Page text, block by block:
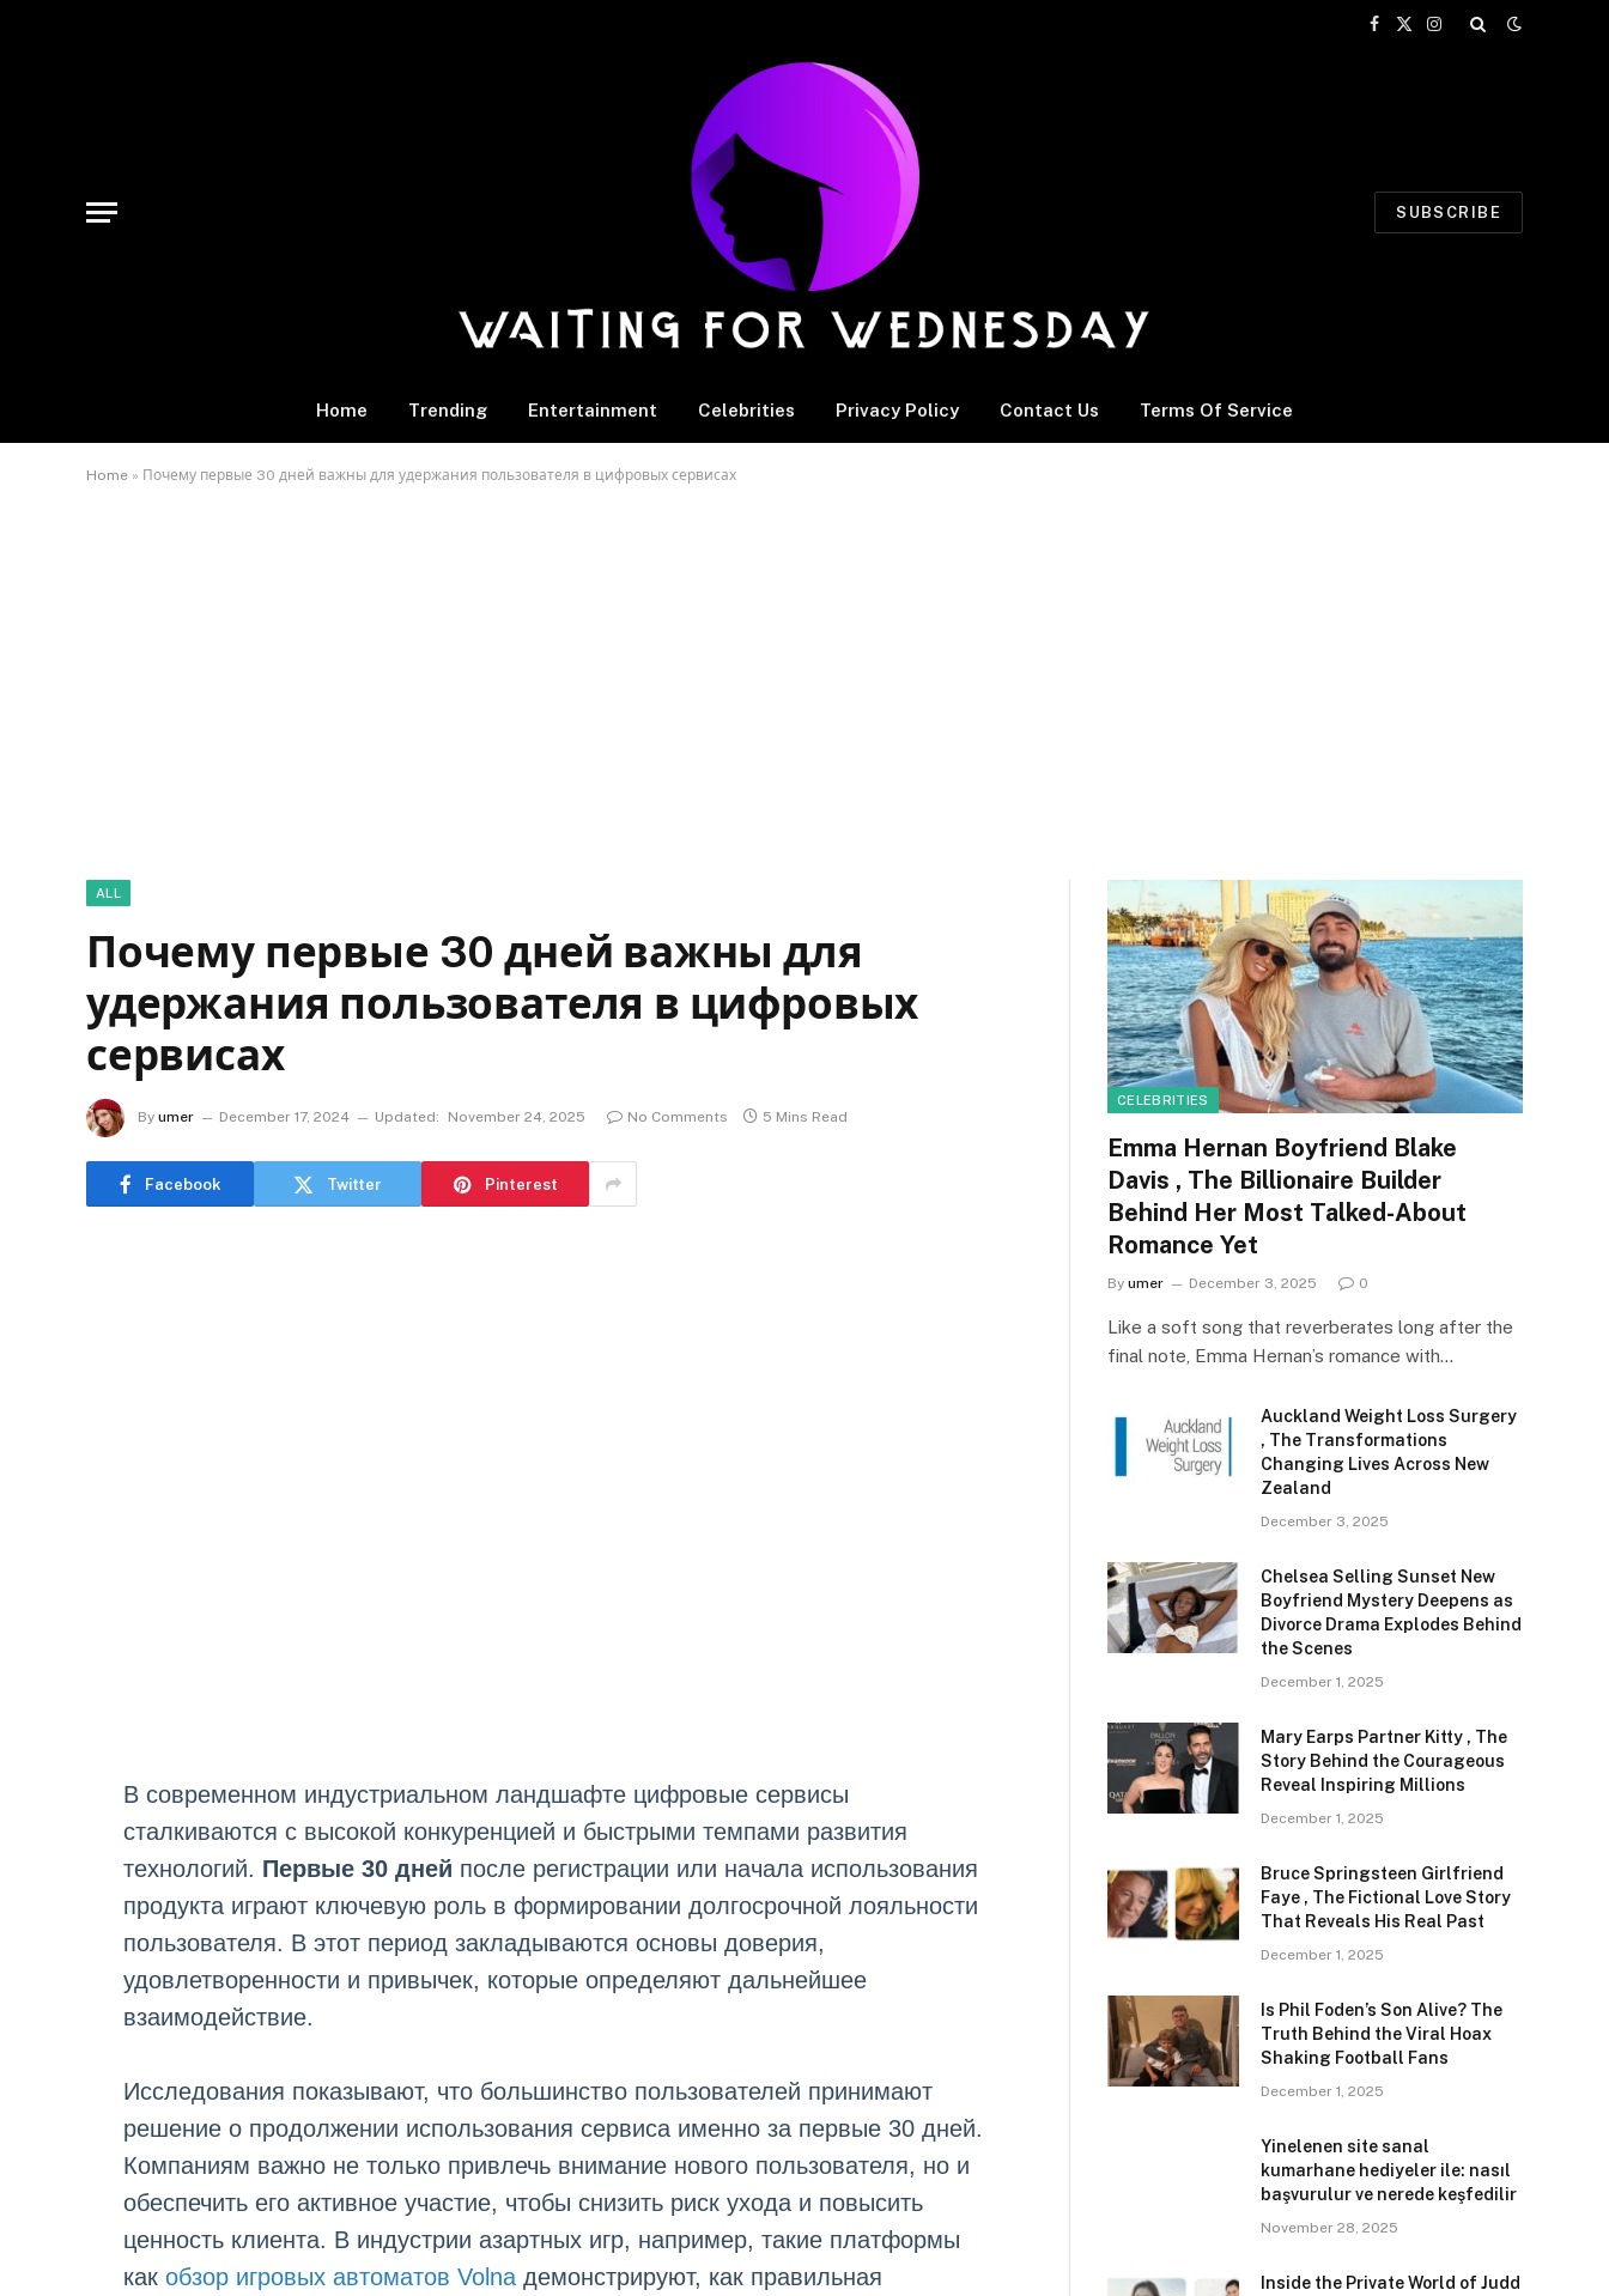
Facebook
X
Instagram
SUBSCRIBE
Home Trending Entertainment Celebrities Privacy Policy Contact Us Terms Of Service
Home » Почему первые 30 дней важны для удержания пользователя в цифровых сервисах
ALL
Почему первые 30 дней важны для
удержания пользователя в цифровых
сервисах
By umer December 17, 2024 Updated: November 24, 2025 No Comments 5 Mins Read
Facebook Twitter Pinterest
В современном индустриальном ландшафте цифровые сервисы
сталкиваются с высокой конкуренцией и быстрыми темпами развития
технологий. Первые 30 дней после регистрации или начала использования
продукта играют ключевую роль в формировании долгосрочной лояльности
пользователя. В этот период закладываются основы доверия,
удовлетворенности и привычек, которые определяют дальнейшее
взаимодействие.
Исследования показывают, что большинство пользователей принимают
решение о продолжении использования сервиса именно за первые 30 дней.
Компаниям важно не только привлечь внимание нового пользователя, но и
обеспечить его активное участие, чтобы снизить риск ухода и повысить
ценность клиента. В индустрии азартных игр, например, такие платформы
как обзор игровых автоматов Volna демонстрируют, как правильная
CELEBRITIES
Emma Hernan Boyfriend Blake
Davis , The Billionaire Builder
Behind Her Most Talked-About
Romance Yet
By umer December 3, 2025 0
Like a soft song that reverberates long after the
final note, Emma Hernan’s romance with…
Auckland Weight Loss Surgery
, The Transformations
Changing Lives Across New
Zealand
December 3, 2025
Chelsea Selling Sunset New
Boyfriend Mystery Deepens as
Divorce Drama Explodes Behind
the Scenes
December 1, 2025
Mary Earps Partner Kitty , The
Story Behind the Courageous
Reveal Inspiring Millions
December 1, 2025
Bruce Springsteen Girlfriend
Faye , The Fictional Love Story
That Reveals His Real Past
December 1, 2025
Is Phil Foden’s Son Alive? The
Truth Behind the Viral Hoax
Shaking Football Fans
December 1, 2025
Yinelenen site sanal
kumarhane hediyeler ile: nasıl
başvurulur ve nerede keşfedilir
November 28, 2025
Inside the Private World of Judd